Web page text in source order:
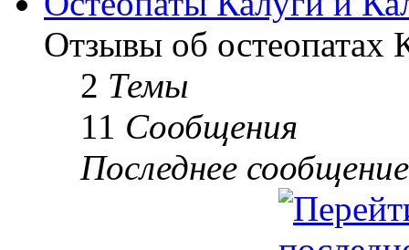
Отзывы об остеопатах
2 Темы
11 Сообщения
Последнее сообщение